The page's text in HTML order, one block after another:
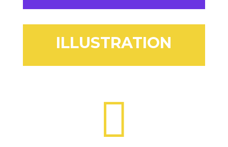
CRÉATION